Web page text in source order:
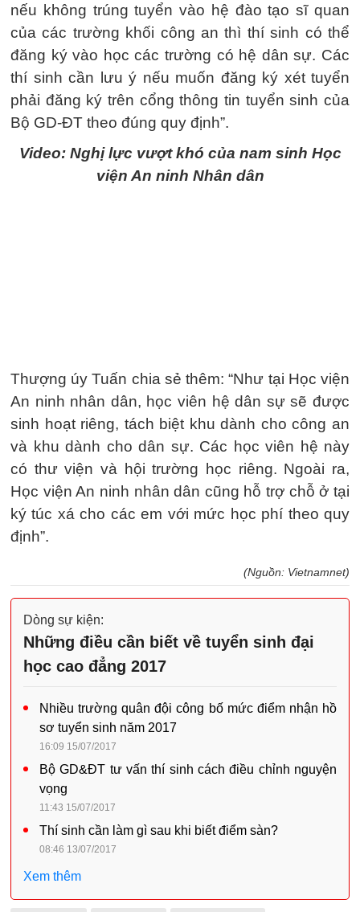
nếu không trúng tuyển vào hệ đào tạo sĩ quan
của các trường khối công an thì thí sinh có thể
đăng ký vào học các trường có hệ dân sự. Các
thí sinh cần lưu ý nếu muốn đăng ký xét tuyển
phải đăng ký trên cổng thông tin tuyển sinh của
Bộ GD-ĐT theo đúng quy định”.
Video: Nghị lực vượt khó của nam sinh Học
viện An ninh Nhân dân
Thượng úy Tuấn chia sẻ thêm: “Như tại Học viện
An ninh nhân dân, học viên hệ dân sự sẽ được
sinh hoạt riêng, tách biệt khu dành cho công an
và khu dành cho dân sự. Các học viên hệ này
có thư viện và hội trường học riêng. Ngoài ra,
Học viện An ninh nhân dân cũng hỗ trợ chỗ ở tại
ký túc xá cho các em với mức học phí theo quy
định”.
(Nguồn: Vietnamnet)
Dòng sự kiện:
Những điều cần biết về tuyển sinh đại
học cao đẳng 2017
Nhiều trường quân đội công bố mức điểm nhận hồ
sơ tuyển sinh năm 2017
16:09 15/07/2017
Bộ GD&ĐT tư vấn thí sinh cách điều chỉnh nguyện
vọng
11:43 15/07/2017
Thí sinh cần làm gì sau khi biết điểm sàn?
08:46 13/07/2017
Xem thêm